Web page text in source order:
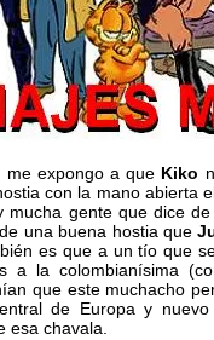
me expongo a que Kiko
con la mano abierta
gente que dice
una buena hostia que
es que a un tío que
a la colombianísima
que este muchacho
de Europa y
esa chavala.